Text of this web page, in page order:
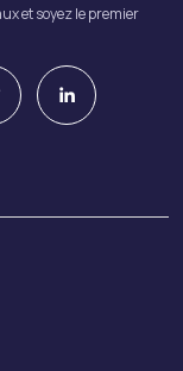
et soyez le premier